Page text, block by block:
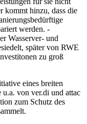
kommt hinzu, dass die
werden. -
Wasserver- und
später von RWE
zu groß
eines breiten
u.a. von ver.di und attac
zum Schutz des